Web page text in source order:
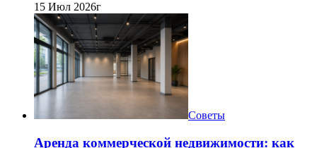
15 Июл 2026г
Советы
Аренда коммерческой недвижимости: как